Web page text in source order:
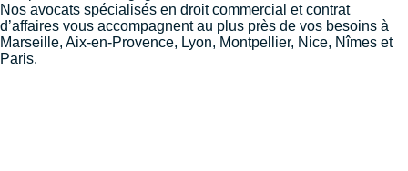
Nos avocats spécialisés en droit commercial et contrat
d’affaires vous accompagnent au plus près de vos besoins à
Marseille, Aix-en-Provence, Lyon, Montpellier, Nice, Nîmes et
Paris.